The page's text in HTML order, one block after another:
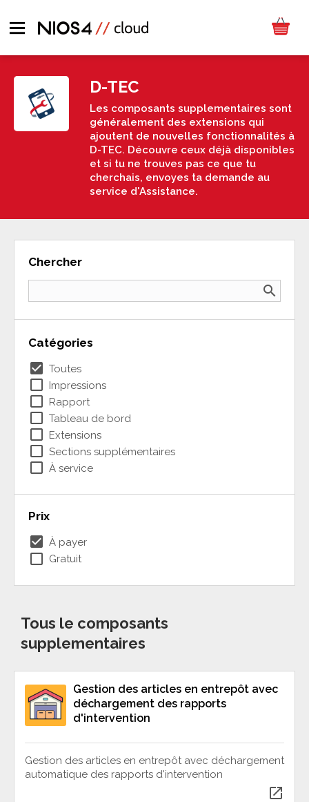
D-TEC
Les composants supplementaires sont
généralement des extensions qui
ajoutent de nouvelles fonctionnalités à
D-TEC. Découvre ceux déjà disponibles
et si tu ne trouves pas ce que tu
cherchais, envoyes ta demande au
service d'Assistance.
Chercher
search
Catégories
check_box Toutes
check_box_outline_blank Impressions
check_box_outline_blank Rapport
check_box_outline_blank Tableau de bord
check_box_outline_blank Extensions
check_box_outline_blank Sections supplémentaires
check_box_outline_blank À service
Prix
check_box À payer
check_box_outline_blank Gratuit
Tous le composants
supplementaires
Gestion des articles en entrepôt avec
déchargement des rapports
d'intervention
Gestion des articles en entrepôt avec déchargement
automatique des rapports d'intervention
open_in_new